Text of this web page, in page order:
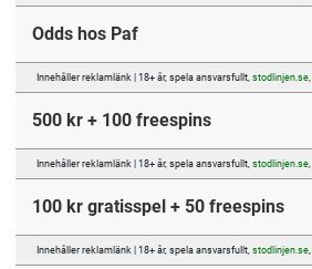
Odds hos Paf
Innehåller reklamlänk | 18+ år, spela ansvarsfullt, stodlinjen.se,
500 kr + 100 freespins
Innehåller reklamlänk | 18+ år, spela ansvarsfullt, stodlinjen.se,
100 kr gratisspel + 50 freespins
Innehåller reklamlänk | 18+ år, spela ansvarsfullt, stodlinjen.se,